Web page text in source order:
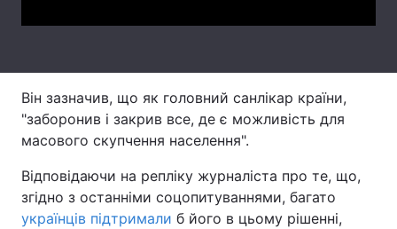
Тема оформлення
Він зазначив, що як головний санлікар країни,
"заборонив і закрив все, де є можливість для
масового скупчення населення".
Відповідаючи на репліку журналіста про те, що,
згідно з останніми соцопитуваннями, багато
українців підтримали б його в цьому рішенні,